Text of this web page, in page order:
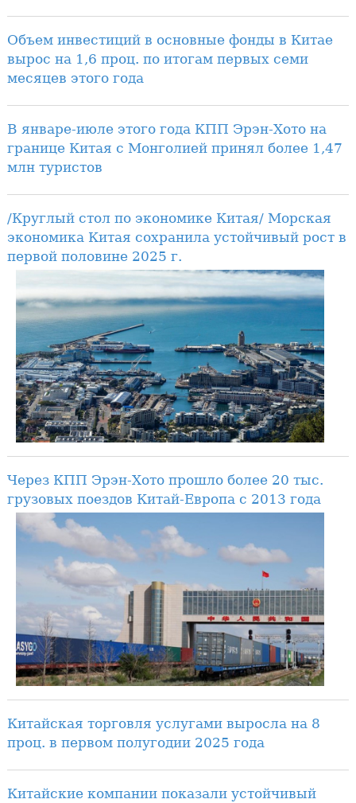
Объем инвестиций в основные фонды в Китае
вырос на 1,6 проц. по итогам первых семи
месяцев этого года
В январе-июле этого года КПП Эрэн-Хото на
границе Китая с Монголией принял более 1,47
млн туристов
/Круглый стол по экономике Китая/ Морская
экономика Китая сохранила устойчивый рост в
первой половине 2025 г.
Через КПП Эрэн-Хото прошло более 20 тыс.
грузовых поездов Китай-Европа с 2013 года
Китайская торговля услугами выросла на 8
проц. в первом полугодии 2025 года
Китайские компании показали устойчивый